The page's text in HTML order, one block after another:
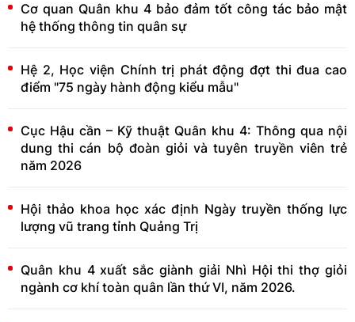
Cơ quan Quân khu 4 bảo đảm tốt công tác bảo mật
hệ thống thông tin quân sự
Hệ 2, Học viện Chính trị phát động đợt thi đua cao
điểm "75 ngày hành động kiểu mẫu"
Cục Hậu cần – Kỹ thuật Quân khu 4: Thông qua nội
dung thi cán bộ đoàn giỏi và tuyên truyền viên trẻ
năm 2026
Hội thảo khoa học xác định Ngày truyền thống lực
lượng vũ trang tỉnh Quảng Trị
Quân khu 4 xuất sắc giành giải Nhì Hội thi thợ giỏi
ngành cơ khí toàn quân lần thứ VI, năm 2026.